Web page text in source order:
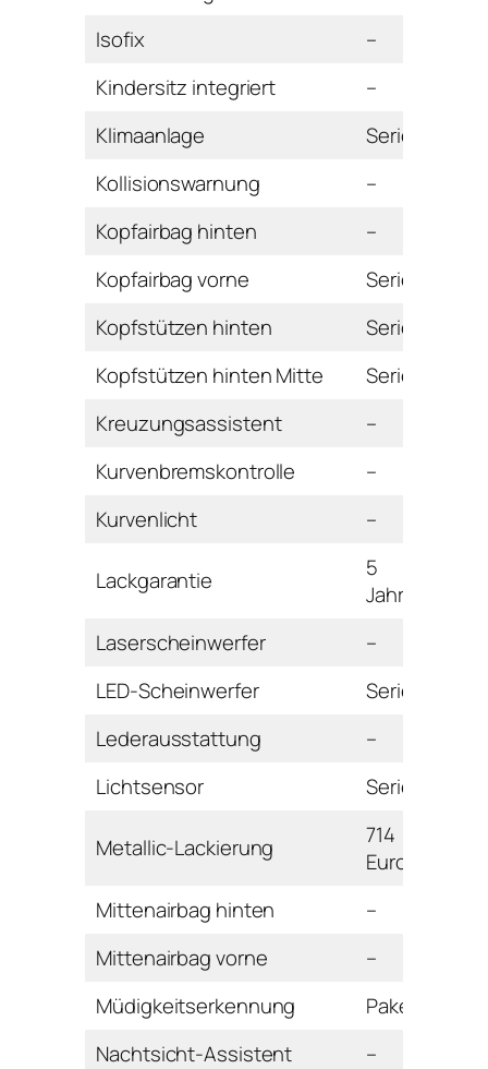
Isofix
–
Kindersitz integriert
–
Klimaanlage
Serie
Kollisionswarnung
–
Kopfairbag hinten
–
Kopfairbag vorne
Serie
Kopfstützen hinten
Serie
Kopfstützen hinten Mitte
Serie
Kreuzungsassistent
–
Kurvenbremskontrolle
–
Kurvenlicht
–
Lackgarantie
5
Jahre
Laserscheinwerfer
–
LED-Scheinwerfer
Serie
Lederausstattung
–
Lichtsensor
Serie
Metallic-Lackierung
714
Euro
Mittenairbag hinten
–
Mittenairbag vorne
–
Müdigkeitserkennung
Paket
Nachtsicht-Assistent
–